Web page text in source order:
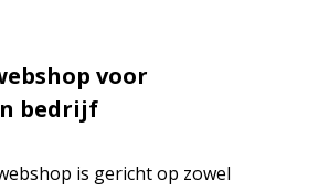
voor
bedrijf
is gericht op zowel